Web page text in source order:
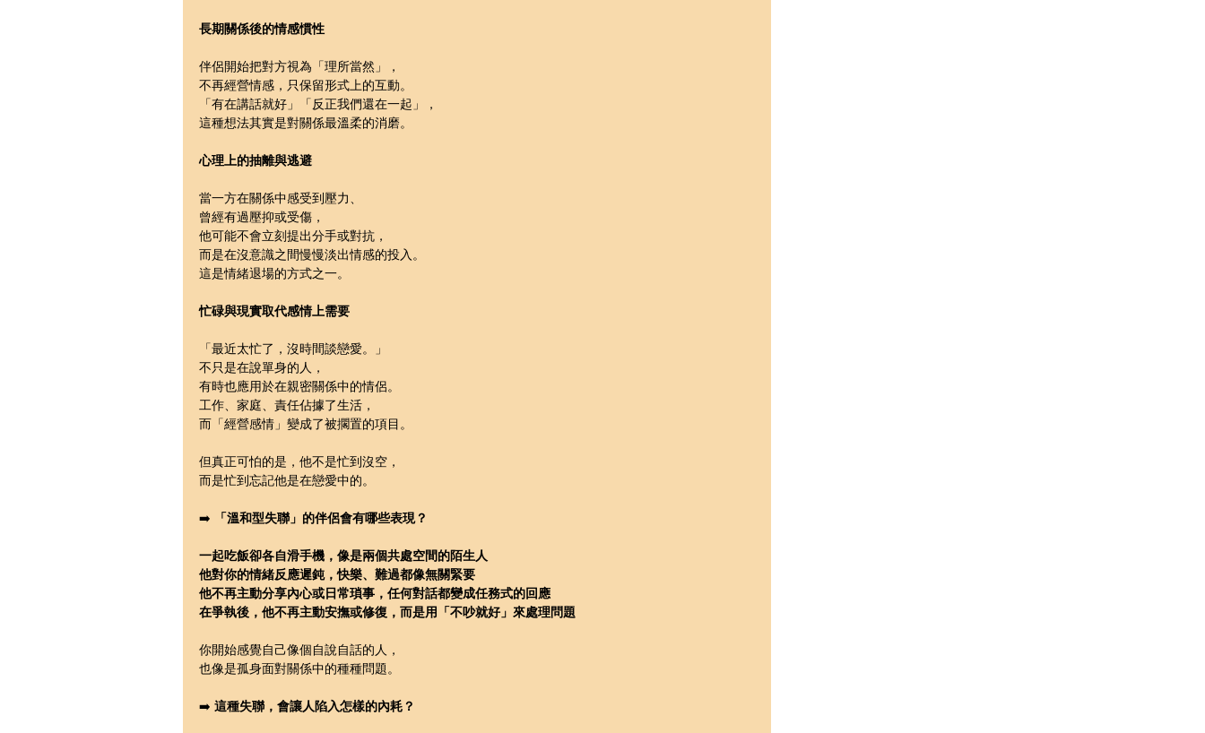
長期關係後的情感慣性
伴侶開始把對方視為「理所當然」，
不再經營情感，只保留形式上的互動。
「有在講話就好」「反正我們還在一起」，
這種想法其實是對關係最溫柔的消磨。
心理上的抽離與逃避
當一方在關係中感受到壓力、
曾經有過壓抑或受傷，
他可能不會立刻提出分手或對抗，
而是在沒意識之間慢慢淡出情感的投入。
這是情緒退場的方式之一。
忙碌與現實取代感情上需要
「最近太忙了，沒時間談戀愛。」
不只是在說單身的人，
有時也應用於在親密關係中的情侶。
工作、家庭、責任佔據了生活，
而「經營感情」變成了被擱置的項目。
但真正可怕的是，他不是忙到沒空，
而是忙到忘記他是在戀愛中的。
➡️ 「溫和型失聯」的伴侶會有哪些表現？
一起吃飯卻各自滑手機，像是兩個共處空間的陌生人
他對你的情緒反應遲鈍，快樂、難過都像無關緊要
他不再主動分享內心或日常瑣事，任何對話都變成任務式的回應
在爭執後，他不再主動安撫或修復，而是用「不吵就好」來處理問題
你開始感覺自己像個自說自話的人，
也像是孤身面對關係中的種種問題。
➡️ 這種失聯，會讓人陷入怎樣的內耗？